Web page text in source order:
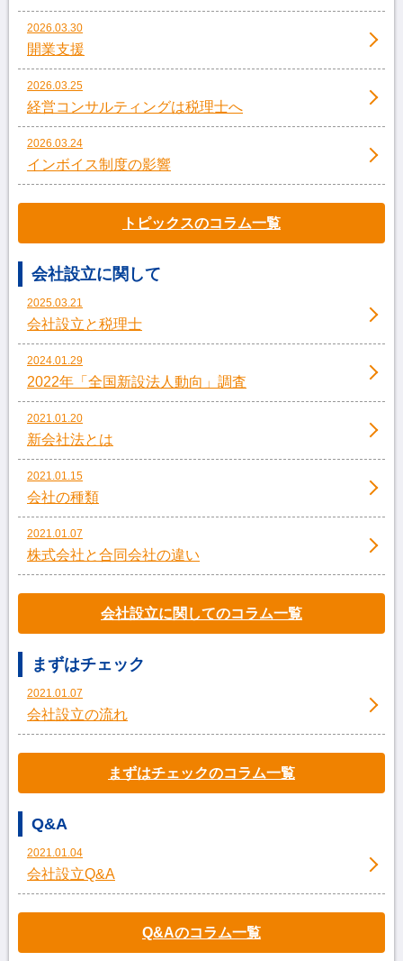
2026.03.30
開業支援
2026.03.25
経営コンサルティングは税理士へ
2026.03.24
インボイス制度の影響
トピックスのコラム一覧
会社設立に関して
2025.03.21
会社設立と税理士
2024.01.29
2022年「全国新設法人動向」調査
2021.01.20
新会社法とは
2021.01.15
会社の種類
2021.01.07
株式会社と合同会社の違い
会社設立に関してのコラム一覧
まずはチェック
2021.01.07
会社設立の流れ
まずはチェックのコラム一覧
Q&A
2021.01.04
会社設立Q&A
Q&Aのコラム一覧